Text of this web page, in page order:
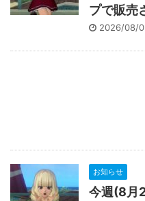
プで販売
2026/08/
お知らせ
今週(8月